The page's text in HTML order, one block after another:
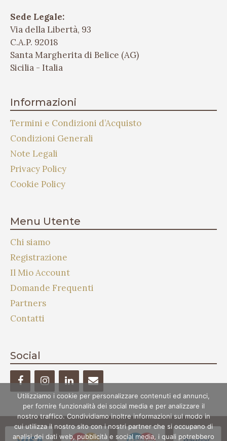
Sede Legale:
Via della Libertà, 93
C.A.P. 92018
Santa Margherita di Belice (AG)
Sicilia - Italia
Informazioni
Termini e Condizioni d’Acquisto
Condizioni Generali
Note Legali
Privacy Policy
Cookie Policy
Menu Utente
Chi siamo
Registrazione
Il Mio Account
Domande Frequenti
Partners
Contatti
Social
Utilizziamo i cookie per personalizzare contenuti ed annunci,
per fornire funzionalità dei social media e per analizzare il
nostro traffico. Condividiamo inoltre informazioni sul modo in
cui utilizza il nostro sito con i nostri partner che si occupano di
analisi dei dati web, pubblicità e social media, i quali potrebbero